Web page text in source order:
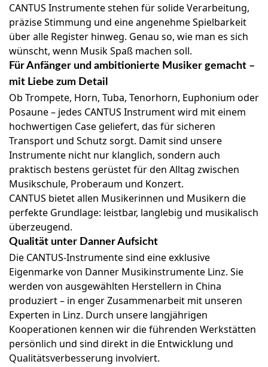
CANTUS Instrumente stehen für solide Verarbeitung,
präzise Stimmung und eine angenehme Spielbarkeit
über alle Register hinweg. Genau so, wie man es sich
wünscht, wenn Musik Spaß machen soll.
Für Anfänger und ambitionierte Musiker gemacht –
mit Liebe zum Detail
Ob Trompete, Horn, Tuba, Tenorhorn, Euphonium oder
Posaune – jedes CANTUS Instrument wird mit einem
hochwertigen Case geliefert, das für sicheren
Transport und Schutz sorgt. Damit sind unsere
Instrumente nicht nur klanglich, sondern auch
praktisch bestens gerüstet für den Alltag zwischen
Musikschule, Proberaum und Konzert.
CANTUS bietet allen Musikerinnen und Musikern die
perfekte Grundlage: leistbar, langlebig und musikalisch
überzeugend.
Qualität unter Danner Aufsicht
Die CANTUS-Instrumente sind eine exklusive
Eigenmarke von Danner Musikinstrumente Linz. Sie
werden von ausgewählten Herstellern in China
produziert – in enger Zusammenarbeit mit unseren
Experten in Linz. Durch unsere langjährigen
Kooperationen kennen wir die führenden Werkstätten
persönlich und sind direkt in die Entwicklung und
Qualitätsverbesserung involviert.